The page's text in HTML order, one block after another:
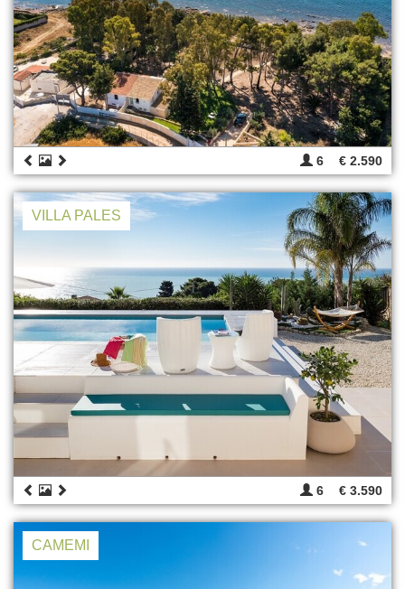
6 € 2.590
VILLA PALES
6 € 3.590
CAMEMI